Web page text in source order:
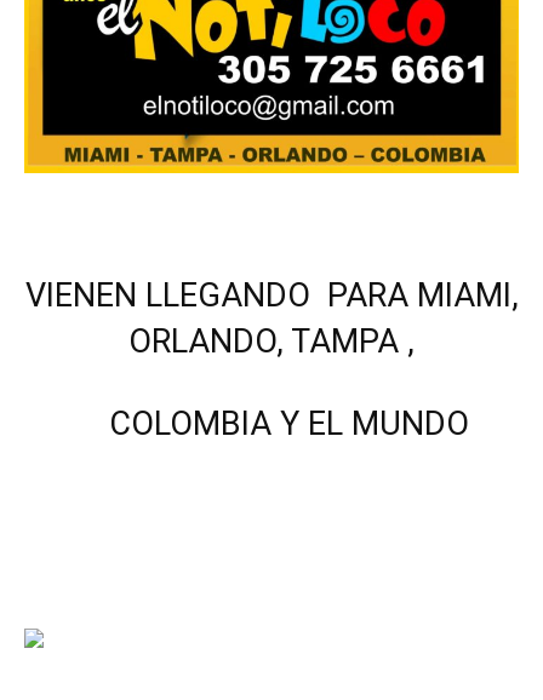
VIENEN LLEGANDO PARA MIAMI,
ORLANDO, TAMPA ,
COLOMBIA Y EL MUNDO